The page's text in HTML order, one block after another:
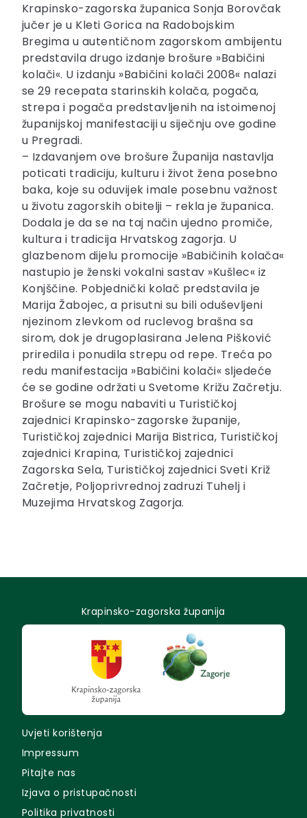
Krapinsko-zagorska županica Sonja Borovčak
jučer je u Kleti Gorica na Radobojskim
Bregima u autentičnom zagorskom ambijentu
predstavila drugo izdanje brošure »Babičini
kolači«. U izdanju »Babičini kolači 2008« nalazi
se 29 recepata starinskih kolača, pogača,
strepa i pogača predstavljenih na istoimenoj
županijskoj manifestaciji u siječnju ove godine
u Pregradi.
– Izdavanjem ove brošure Županija nastavlja
poticati tradiciju, kulturu i život žena posebno
baka, koje su oduvijek imale posebnu važnost
u životu zagorskih obitelji – rekla je županica.
Dodala je da se na taj način ujedno promiče,
kultura i tradicija Hrvatskog zagorja. U
glazbenom dijelu promocije »Babičinih kolača«
nastupio je ženski vokalni sastav »Kušlec« iz
Konjščine. Pobjednički kolač predstavila je
Marija Žabojec, a prisutni su bili oduševljeni
njezinom zlevkom od ruclevog brašna sa
sirom, dok je drugoplasirana Jelena Pišković
priredila i ponudila strepu od repe. Treća po
redu manifestacija »Babičini kolači« sljedeće
će se godine održati u Svetome Križu Začretju.
Brošure se mogu nabaviti u Turističkoj
zajednici Krapinsko-zagorske županije,
Turističkoj zajednici Marija Bistrica, Turističkoj
zajednici Krapina, Turističkoj zajednici
Zagorska Sela, Turističkoj zajednici Sveti Križ
Začretje, Poljoprivrednoj zadruzi Tuhelj i
Muzejima Hrvatskog Zagorja.
Krapinsko-zagorska županija
Uvjeti korištenja
Impressum
Pitajte nas
Izjava o pristupačnosti
Politika privatnosti